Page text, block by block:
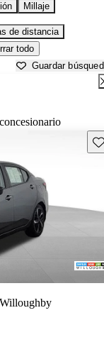
Millaje
de distancia
todo
Guardar